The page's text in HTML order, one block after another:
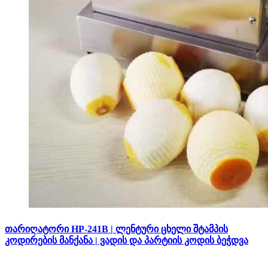
თარიღატორი HP-241B | ლენტური ცხელი შტამპის
კოდირების მანქანა | ვადის და პარტიის კოდის ბეჭდვა